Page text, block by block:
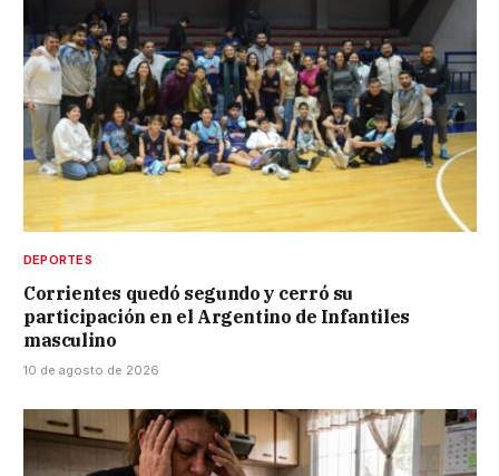
DEPORTES
Corrientes quedó segundo y cerró su
participación en el Argentino de Infantiles
masculino
10 de agosto de 2026